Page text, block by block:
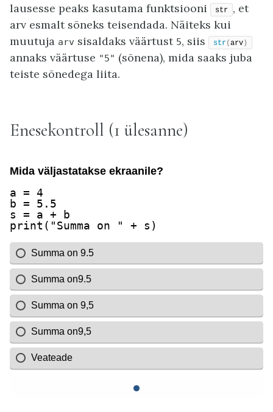
lausesse peaks kasutama funktsiooni
str
, et
arv esmalt sõneks teisendada. Näiteks kui
muutuja arv sisaldaks väärtust 5, siis str(arv )
annaks väärtuse "5" (sõnena), mida saaks juba
teiste sõnedega liita.
Enesekontroll (1 ülesanne)